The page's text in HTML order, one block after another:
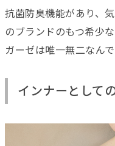
抗菌防臭機能があり、
のブランドのもつ希少
ガーゼは唯一無二なんで
インナーとして